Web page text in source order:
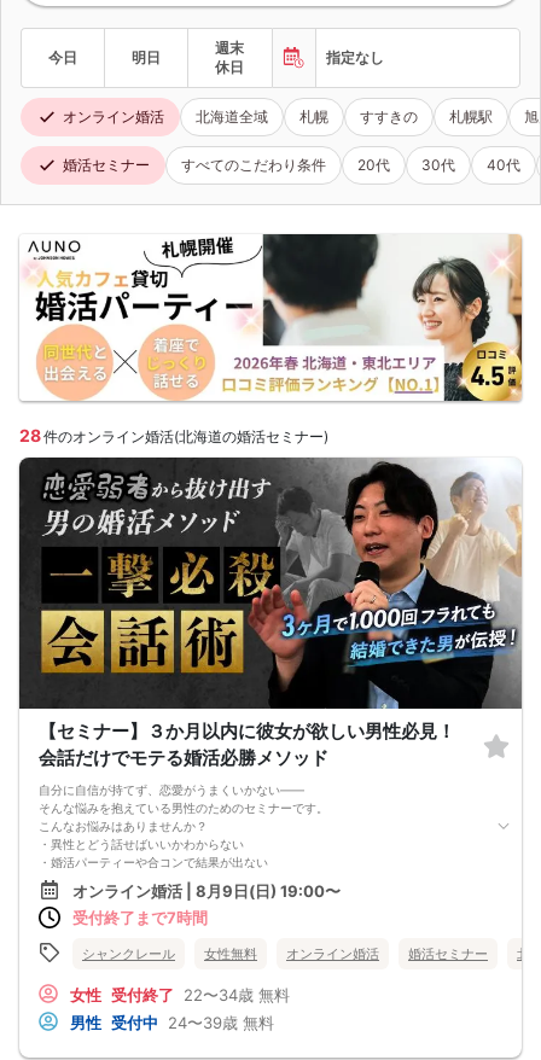
今日 明日
週末
休日
指定なし
オンライン婚活 北海道全域 札幌 すすきの 札幌駅
婚活セミナー すべてのこだわり条件 20代 30代 40代
28件のオンライン婚活(北海道の婚活セミナー)
【セミナー】３か月以内に彼女が欲しい男性必見！
会話だけでモテる婚活必勝メソッド
自分に自信が持てず、恋愛がうまくいかない——
そんな悩みを抱えている男性のためのセミナーです。
こんなお悩みはありませんか？
・異性とどう話せばいいかわからない
・婚活パーティーや合コンで結果が出ない
・デートやお見合いが2回目につながらない
・このまま一生変われない気がしている
・断られるたびに自分を否定された気持ちになる
正しい方法を知れば、誰でも変わることができます。
・自分に対する確かな自信が身につく
・「自分ならできる」という感覚（自己効力感）が高まる
・女性との関係を前に進めるためのクロージング力が身につく
オンライン婚活 | 8月9日(日) 19:00〜
受付終了まで7時間
シャンクレール 女性無料 オンライン婚活 婚活セミナー 北
女性 受付終了 22〜34歳 無料
男性 受付中 24〜39歳 無料